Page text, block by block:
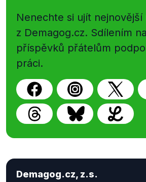
Nenechte si ujít nejnovější
z Demagog.cz. Sdílením
příspěvků přátelům
práci.
Demagog.cz, z.s.